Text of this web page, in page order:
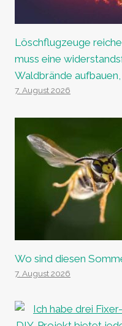
Löschflugzeuge
muss eine
Waldbrände
7. August 2026
Wo sind diesen
7. August 2026